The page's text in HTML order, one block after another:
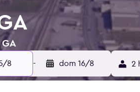
8 - dom 16/8 2